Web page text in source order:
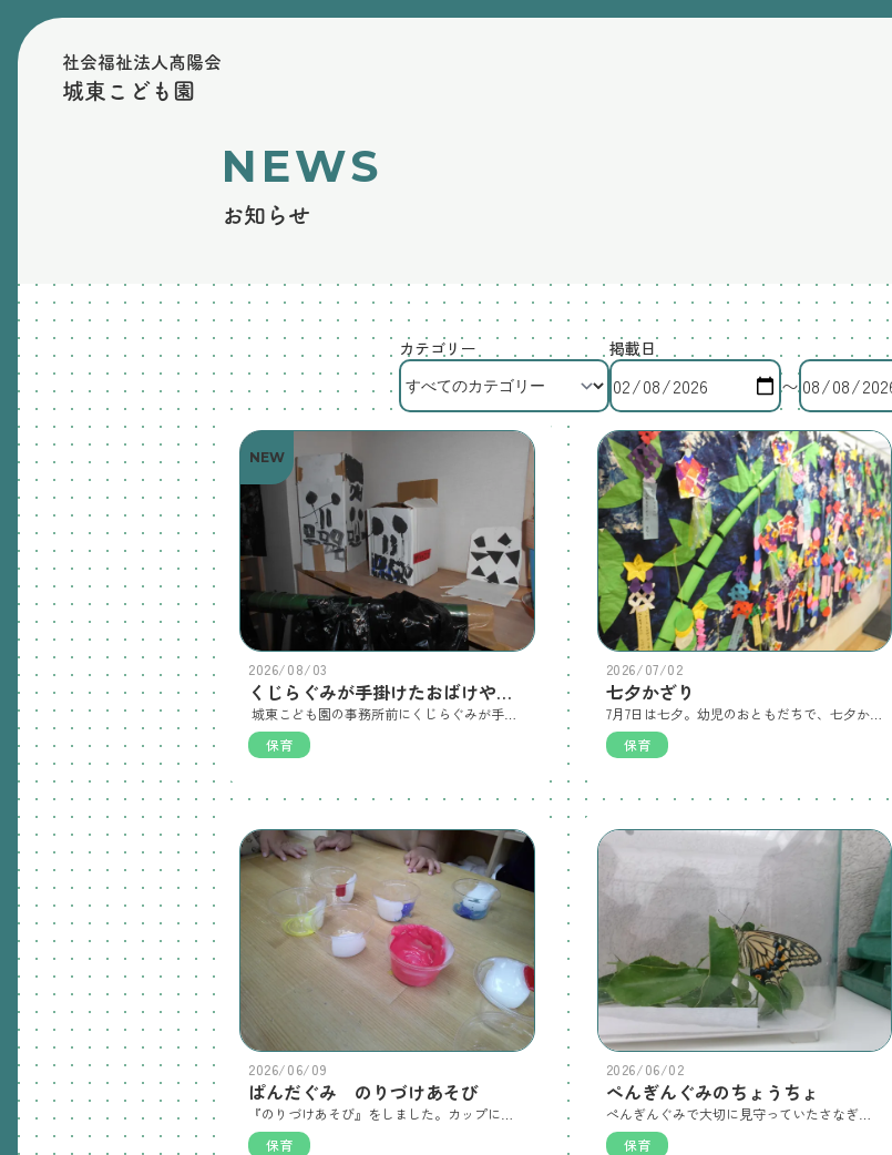
社会福祉法人髙陽会
城東こども園
NEWS
お知らせ
カテゴリー 掲載日
〜
NEW
2026/08/03
くじらぐみが手掛けたおばけやしきがオープン
城東こども園の事務所前にくじらぐみが手掛けたおばけやしきが8/3にオープンしました。 中には、あんなおばけやこんなおばけ、コウモリなどなど…内容盛りだくさんです。 準備期間中に、隙間からお化け屋敷を覗くぱんだぐみのおともだちが「こわいな～どうしよう」と相談しにきてくれました。 この猛暑、お化け屋敷で涼むことができました。お化け屋敷の様子をシェアしますので、ご覧ください。
保育
2026/07/02
七夕かざり
7月7日は七夕。幼児のおともだちで、七夕かざりを作り飾りました。 七夕飾りのおおきな背景は、ぺんぎんぐみのおともだちが、手や足を使い、ダイナミックに塗ってくれました。手も足も、顔までも、絵具だらけになりましたが、楽しい制作になりました。
保育
2026/06/09
ぱんだぐみ のりづけあそび
保育
2026/06/02
ぺんぎんぐみのちょうちょ
ぺんぎんぐみで大切に見守っていたさなぎがちょうちょになりました。ぺんぎんぐみのみんなで、「元気でね～」「ばいば～い」と手を振りながらお見送り。 素敵な時間となりました。
保育